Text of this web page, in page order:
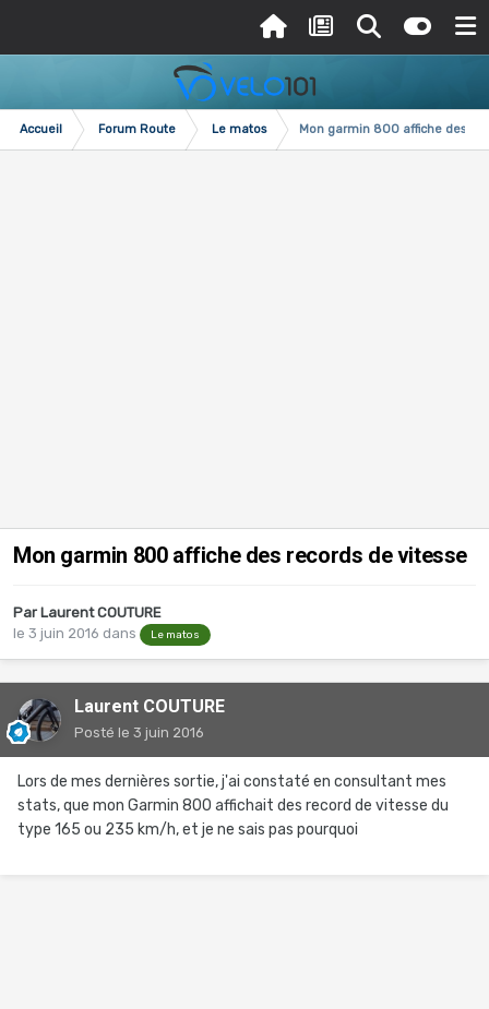
Accueil Forum Route Le matos Mon garmin 800 affiche des
Mon garmin 800 affiche des records de vitesse
Par Laurent COUTURE
le 3 juin 2016 dans Le matos
Laurent COUTURE
Posté le 3 juin 2016
Lors de mes dernières sortie, j'ai constaté en consultant mes
stats, que mon Garmin 800 affichait des record de vitesse du
type 165 ou 235 km/h, et je ne sais pas pourquoi